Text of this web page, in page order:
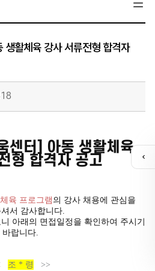
생활체육 강사 서류전형 합격자
센터] 아동 생활체육
형 합격자 공고
육 프로그램 의 강사 채용에 관심을
서 감사합니다.
아래의 면접일정을 확인하여 주시기
바랍니다.
조 * 령 >>
퀵
메